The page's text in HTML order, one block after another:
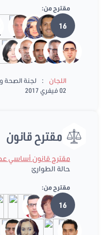
مقترح من:
16
اللجان :
لجنة الصحة
02 فيفري 2017
مقترح قانون
مقترح قانون أساسي عدد
حالة الطوارئ
مقترح من:
16